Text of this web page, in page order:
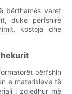
bërthamës varet
duke përfshirë
kostoja dhe
përfshin
e materialeve të
i zgjedhur më